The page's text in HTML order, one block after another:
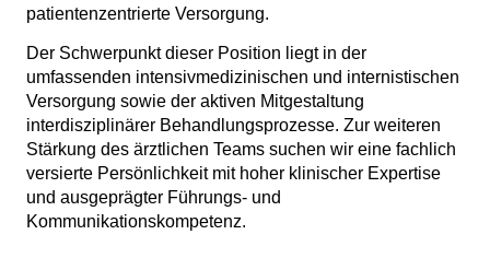
patientenzentrierte Versorgung.
Der Schwerpunkt dieser Position liegt in der
umfassenden intensivmedizinischen und internistischen
Versorgung sowie der aktiven Mitgestaltung
interdisziplinärer Behandlungsprozesse. Zur weiteren
Stärkung des ärztlichen Teams suchen wir eine fachlich
versierte Persönlichkeit mit hoher klinischer Expertise
und ausgeprägter Führungs- und
Kommunikationskompetenz.